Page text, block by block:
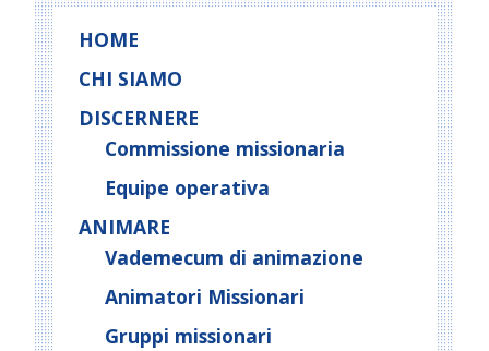
HOME
CHI SIAMO
DISCERNERE
Commissione missionaria
Equipe operativa
ANIMARE
Vademecum di animazione
Animatori Missionari
Gruppi missionari